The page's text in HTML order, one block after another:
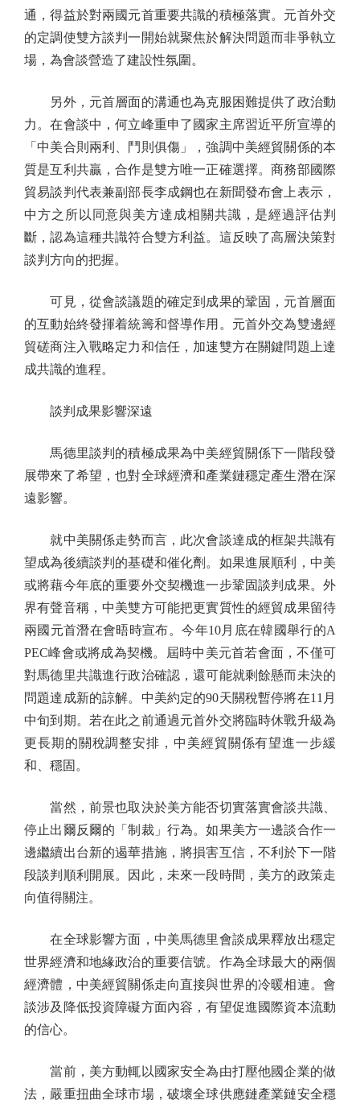
通，得益於對兩國元首重要共識的積極落實。元首外交
的定調使雙方談判一開始就聚焦於解決問題而非爭執立
場，為會談營造了建設性氛圍。
另外，元首層面的溝通也為克服困難提供了政治動
力。在會談中，何立峰重申了國家主席習近平所宣導的
「中美合則兩利、鬥則俱傷」，強調中美經貿關係的本
質是互利共贏，合作是雙方唯一正確選擇。商務部國際
貿易談判代表兼副部長李成鋼也在新聞發布會上表示，
中方之所以同意與美方達成相關共識，是經過評估判
斷，認為這種共識符合雙方利益。這反映了高層決策對
談判方向的把握。
可見，從會談議題的確定到成果的鞏固，元首層面
的互動始終發揮着統籌和督導作用。元首外交為雙邊經
貿磋商注入戰略定力和信任，加速雙方在關鍵問題上達
成共識的進程。
談判成果影響深遠
馬德里談判的積極成果為中美經貿關係下一階段發
展帶來了希望，也對全球經濟和產業鏈穩定產生潛在深
遠影響。
就中美關係走勢而言，此次會談達成的框架共識有
望成為後續談判的基礎和催化劑。如果進展順利，中美
或將藉今年底的重要外交契機進一步鞏固談判成果。外
界有聲音稱，中美雙方可能把更實質性的經貿成果留待
兩國元首潛在會晤時宣布。今年10月底在韓國舉行的A
PEC峰會或將成為契機。屆時中美元首若會面，不僅可
對馬德里共識進行政治確認，還可能就剩餘懸而未決的
問題達成新的諒解。中美約定的90天關稅暫停將在11月
中旬到期。若在此之前通過元首外交將臨時休戰升級為
更長期的關稅調整安排，中美經貿關係有望進一步緩
和、穩固。
當然，前景也取決於美方能否切實落實會談共識、
停止出爾反爾的「制裁」行為。如果美方一邊談合作一
邊繼續出台新的遏華措施，將損害互信，不利於下一階
段談判順利開展。因此，未來一段時間，美方的政策走
向值得關注。
在全球影響方面，中美馬德里會談成果釋放出穩定
世界經濟和地緣政治的重要信號。作為全球最大的兩個
經濟體，中美經貿關係走向直接與世界的冷暖相連。會
談涉及降低投資障礙方面內容，有望促進國際資本流動
的信心。
當前，美方動輒以國家安全為由打壓他國企業的做
法，嚴重扭曲全球市場，破壞全球供應鏈產業鏈安全穩